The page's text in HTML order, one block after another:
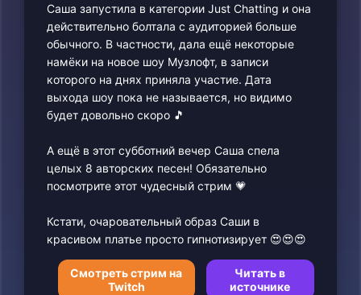
Саша запустила в категории Just Chatting и она
действительно болтала с аудиторией больше
обычного. В частности, дала ещё некоторые
намёки на новое шоу Музлофт, в записи
которого на днях приняла участие. Дата
выхода шоу пока не называется, но видимо
будет довольно скоро 🎵
А ещё в этот субботний вечер Саша спела
целых 8 авторских песен! Обязательно
посмотрите этот чудесный стрим 💗
Кстати, очаровательный образ Саши в
красивом платье просто гипнотизирует 😍😍😍
Смотреть стрим на
Twitch
Читать в
источнике